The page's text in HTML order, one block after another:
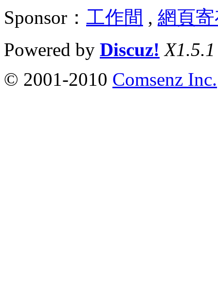
Sponsor： 工作間 , 網頁
Powered by Discuz! X1.5.1
© 2001-2010 Comsenz Inc.